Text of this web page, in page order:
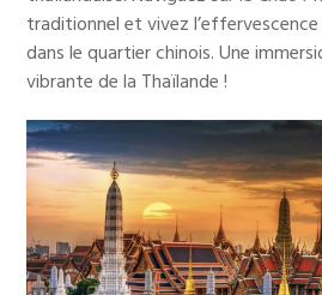
traditionnel et vivez
dans le quartier chinois. Une
vibrante de la Thaïlande !